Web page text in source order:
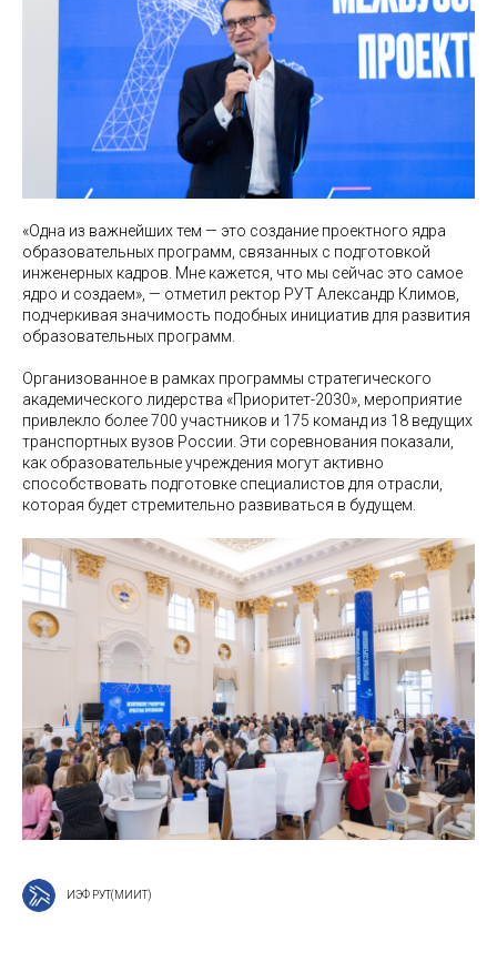
«Одна из важнейших тем — это создание проектного ядра
образовательных программ, связанных с подготовкой
инженерных кадров. Мне кажется, что мы сейчас это самое
ядро и создаем», — отметил ректор РУТ Александр Климов,
подчеркивая значимость подобных инициатив для развития
образовательных программ.
Организованное в рамках программы стратегического
академического лидерства «Приоритет-2030», мероприятие
привлекло более 700 участников и 175 команд из 18 ведущих
транспортных вузов России. Эти соревнования показали,
как образовательные учреждения могут активно
способствовать подготовке специалистов для отрасли,
которая будет стремительно развиваться в будущем.
ИЭФ РУТ(МИИТ)